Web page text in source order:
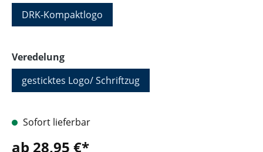
DRK-Kompaktlogo
Veredelungauswählen
gesticktes Logo/ Schriftzug
Sofort lieferbar
ab 28,95 €*